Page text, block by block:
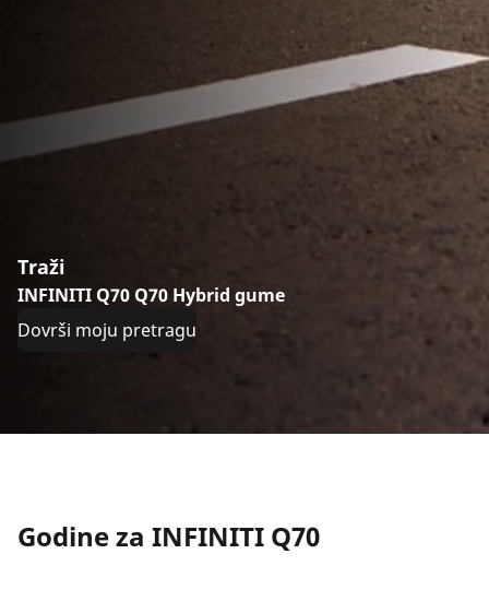
Traži
INFINITI Q70 Q70 Hybrid gume
Dovrši moju pretragu
Godine za INFINITI Q70